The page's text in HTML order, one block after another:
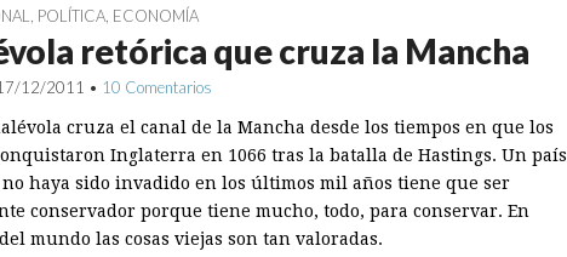
POLÍTICA ECONOMÍA
retórica que cruza la Mancha
12/2011 • 10 Comentarios
cruza el canal de la Mancha desde los tiempos en que los
Inglaterra en 1066 tras la batalla de Hastings. Un país
haya sido invadido en los últimos mil años tiene que ser
conservador porque tiene mucho, todo, para conservar. En
mundo las cosas viejas son tan valoradas.